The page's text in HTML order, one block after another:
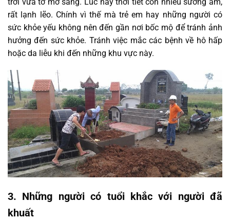
rất lạnh lẽo. Chính vì thế mà trẻ em hay những người có
sức khỏe yếu không nên đến gần nơi bốc mộ để tránh ảnh
hưởng đến sức khỏe. Tránh việc mắc các bệnh về hô hấp
hoặc da liễu khi đến những khu vực này.
3. Những người có tuổi khắc với người đã
khuất